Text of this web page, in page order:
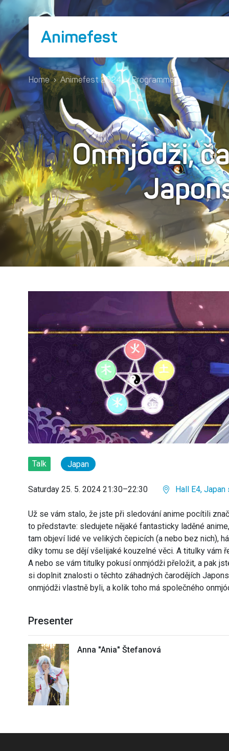
Animefest
Home › Animefest 2024 › Programme ›
Onmjódži,
Talk Japan
Saturday 25. 5. 2024 21:30–22:30 Hall E4, Japan
Už se vám stalo, že jste při sledování anime pocítili
to představte: sledujete nějaké fantasticky laděné
tam objeví lidé ve velikých čepicích (a nebo bez nich),
díky tomu se dějí všelijaké kouzelné věci. A titulky vám
A nebo se vám titulky pokusí onmjódži přeložit, a pak
si doplnit znalosti o těchto záhadných čarodějích
onmjódži vlastně byli, a kolik toho má společného
Presenter
Anna "Ania" Štefanová